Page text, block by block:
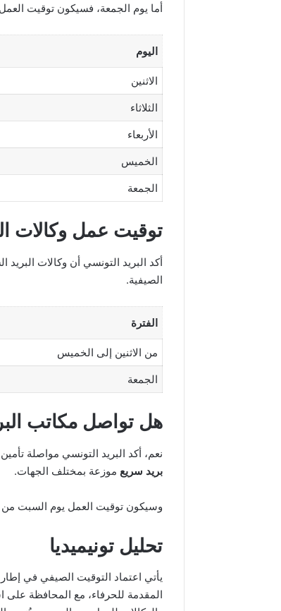
أما يوم الجمعة، فسيكون توقيت
اليوم
الاثنين
الثلاثاء
الأربعاء
الخميس
الجمعة
توقيت عمل وكالات
أكد البريد التونسي أن وكالات البريد
الصيفية.
الفترة
من الاثنين إلى الخميس
الجمعة
هل تواصل مكاتب
نعم، أكد البريد التونسي مواصلة
بريد سريع موزعة بمختلف الجهات.
وسيكون توقيت العمل يوم السبت من
تحليل تونيميديا
يأتي اعتماد التوقيت الصيفي في
المقدمة للحرفاء، مع المحافظة